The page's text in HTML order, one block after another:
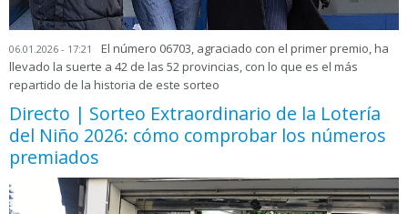
06.01.2026 - 17:21
El número 06703, agraciado con el primer premio, ha
llevado la suerte a 42 de las 52 provincias, con lo que es el más
repartido de la historia de este sorteo
Directo | Sorteo Extraordinario de la Lotería
del Niño 2026: cómo comprobar los números
premiados